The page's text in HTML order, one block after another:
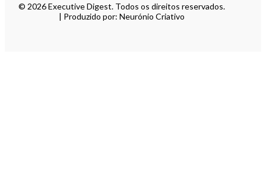
© 2026 Executive Digest. Todos os direitos reservados.
| Produzido por: Neurónio Criativo